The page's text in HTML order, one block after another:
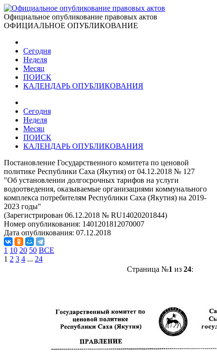
Официальное опубликование правовых актов
ОФИЦИАЛЬНОЕ ОПУБЛИКОВАНИЕ
Сегодня
Неделя
Месяц
ПОИСК
КАЛЕНДАРЬ ОПУБЛИКОВАНИЯ
Сегодня
Неделя
Месяц
ПОИСК
КАЛЕНДАРЬ ОПУБЛИКОВАНИЯ
Постановление Государственного комитета по ценовой
политике Республики Саха (Якутия) от 04.12.2018 № 127
"Об установлении долгосрочных тарифов на услуги
водоотведения, оказываемые организациями коммунального
комплекса потребителям Республики Саха (Якутия) на 2019-
2023 годы"
(Зарегистрирован 06.12.2018 № RU14020201844)
Номер опубликования: 1401201812070007
Дата опубликования: 07.12.2018
1 10 20 50 ВСЕ
1 2 3 4 ... 24
Страница №1 из 24: